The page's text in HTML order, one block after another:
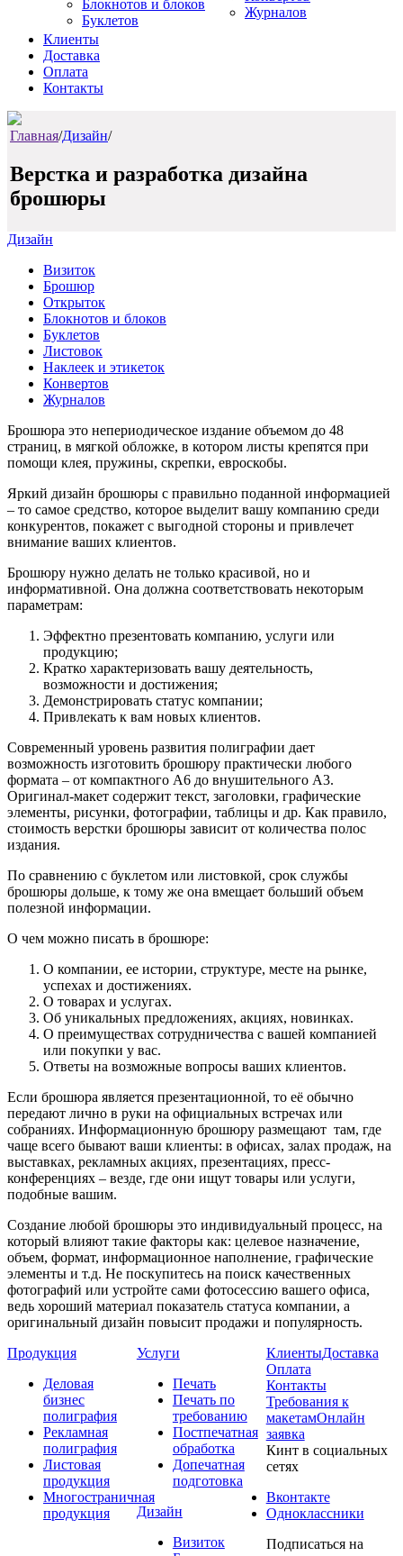
Блокнотов и блоков
Буклетов
Журналов
Клиенты
Доставка
Оплата
Контакты
Главная/Дизайн/
Верстка и разработка дизайна
брошюры
Дизайн
Визиток
Брошюр
Открыток
Блокнотов и блоков
Буклетов
Листовок
Наклеек и этикеток
Конвертов
Журналов
Брошюра это непериодическое издание объемом до 48
страниц, в мягкой обложке, в котором листы крепятся при
помощи клея, пружины, скрепки, евроскобы.
Яркий дизайн брошюры с правильно поданной информацией
– то самое средство, которое выделит вашу компанию среди
конкурентов, покажет с выгодной стороны и привлечет
внимание ваших клиентов.
Брошюру нужно делать не только красивой, но и
информативной. Она должна соответствовать некоторым
параметрам:
Эффектно презентовать компанию, услуги или
продукцию;
Кратко характеризовать вашу деятельность,
возможности и достижения;
Демонстрировать статус компании;
Привлекать к вам новых клиентов.
Современный уровень развития полиграфии дает
возможность изготовить брошюру практически любого
формата – от компактного А6 до внушительного А3.
Оригинал-макет содержит текст, заголовки, графические
элементы, рисунки, фотографии, таблицы и др. Как правило,
стоимость верстки брошюры зависит от количества полос
издания.
По сравнению с буклетом или листовкой, срок службы
брошюры дольше, к тому же она вмещает больший объем
полезной информации.
О чем можно писать в брошюре:
О компании, ее истории, структуре, месте на рынке,
успехах и достижениях.
О товарах и услугах.
Об уникальных предложениях, акциях, новинках.
О преимуществах сотрудничества с вашей компанией
или покупки у вас.
Ответы на возможные вопросы ваших клиентов.
Если брошюра является презентационной, то её обычно
передают лично в руки на официальных встречах или
собраниях. Информационную брошюру размещают там, где
чаще всего бывают ваши клиенты: в офисах, залах продаж, на
выставках, рекламных акциях, презентациях, пресс-
конференциях – везде, где они ищут товары или услуги,
подобные вашим.
Создание любой брошюры это индивидуальный процесс, на
который влияют такие факторы как: целевое назначение,
объем, формат, информационное наполнение, графические
элементы и т.д. Не поскупитесь на поиск качественных
фотографий или устройте сами фотосессию вашего офиса,
ведь хороший материал показатель статуса компании, а
оригинальный дизайн повысит продажи и популярность.
Продукция
Деловая
бизнес
полиграфия
Рекламная
полиграфия
Листовая
продукция
Многостраничная
продукция
Услуги
Печать
Печать по
требованию
Постпечатная
обработка
Допечатная
подготовка
Дизайн
Визиток
КлиентыДоставка
Оплата
Контакты
Требования к
макетамОнлайн
заявка
Кинт в социальных
сетях
Вконтакте
Одноклассники
Подписаться на